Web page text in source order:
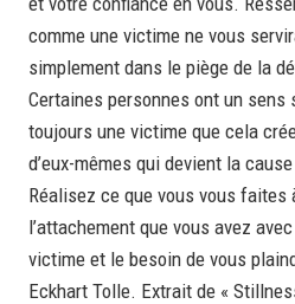
comme une victime ne vous
simplement dans le piège de la
Certaines personnes ont un sens
toujours une victime que cela
d’eux-mêmes qui devient la
Réalisez ce que vous vous faites
l’attachement que vous avez
victime et le besoin de vous
Eckhart Tolle. Extrait de «